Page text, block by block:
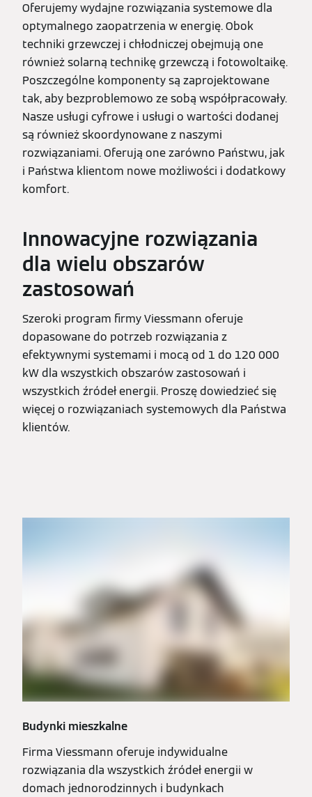
Oferujemy wydajne rozwiązania systemowe dla
optymalnego zaopatrzenia w energię. Obok
techniki grzewczej i chłodniczej obejmują one
również solarną technikę grzewczą i fotowoltaikę.
Poszczególne komponenty są zaprojektowane
tak, aby bezproblemowo ze sobą współpracowały.
Nasze usługi cyfrowe i usługi o wartości dodanej
są również skoordynowane z naszymi
rozwiązaniami. Oferują one zarówno Państwu, jak
i Państwa klientom nowe możliwości i dodatkowy
komfort.
Innowacyjne rozwiązania
dla wielu obszarów
zastosowań
Szeroki program firmy Viessmann oferuje
dopasowane do potrzeb rozwiązania z
efektywnymi systemami i mocą od 1 do 120 000
kW dla wszystkich obszarów zastosowań i
wszystkich źródeł energii. Proszę dowiedzieć się
więcej o rozwiązaniach systemowych dla Państwa
klientów.
Budynki mieszkalne
Firma Viessmann oferuje indywidualne
rozwiązania dla wszystkich źródeł energii w
domach jednorodzinnych i budynkach